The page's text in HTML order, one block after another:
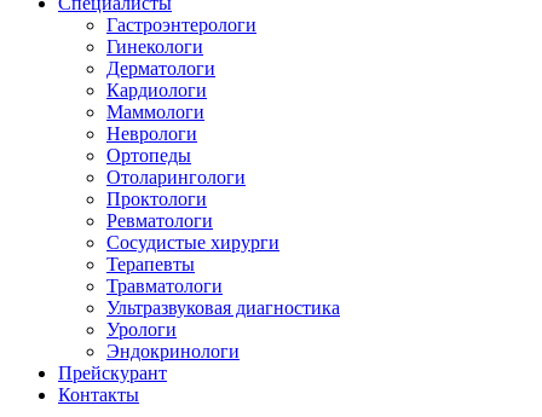
Гастроэнтерологи
Гинекологи
Дерматологи
Кардиологи
Маммологи
Неврологи
Ортопеды
Отоларингологи
Проктологи
Ревматологи
Сосудистые хирурги
Терапевты
Травматологи
Ультразвуковая диагностика
Урологи
Эндокринологи
Прейскурант
Контакты